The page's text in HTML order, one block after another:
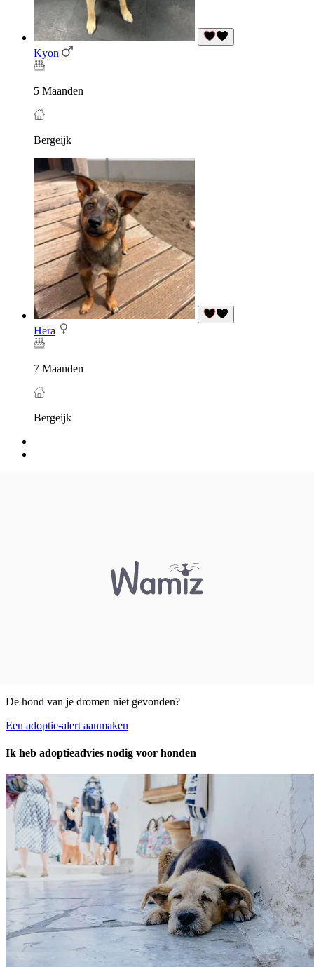
Kyon
5 Maanden
Bergeijk
Hera
7 Maanden
Bergeijk
De hond van je dromen niet gevonden?
Een adoptie-alert aanmaken
Ik heb adoptieadvies nodig voor honden